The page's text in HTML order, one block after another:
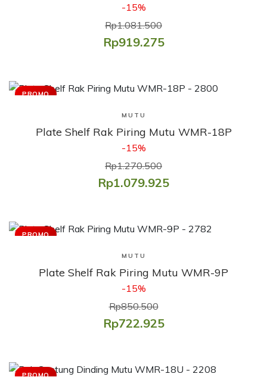
-15%
Rp1.081.500
Rp919.275
PROMO
Lihat Produk
MUTU
Plate Shelf Rak Piring Mutu WMR-18P
-15%
Rp1.270.500
Rp1.079.925
PROMO
Lihat Produk
MUTU
Plate Shelf Rak Piring Mutu WMR-9P
-15%
Rp850.500
Rp722.925
PROMO